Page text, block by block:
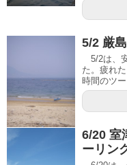
5/2 厳島
5/2は、
た。疲れ
時間のツ
6/20 室
ーリン